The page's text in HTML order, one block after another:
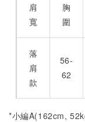
肩
寬
胸
圍
落
肩
款
56-
62
*小編A(162cm,